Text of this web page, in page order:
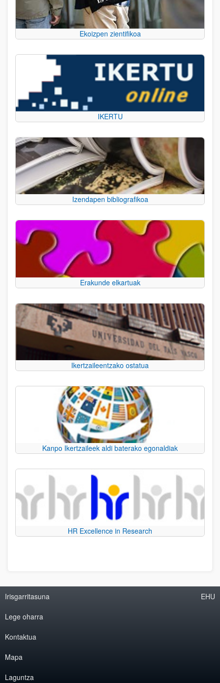
Ekoizpen zientifikoa
IKERTU
Izendapen bibliografikoa
Erakunde elkartuak
Ikertzaileentzako ostatua
Kanpo Ikertzaileek aldi baterako egonaldiak
HR Excellence in Research
Irisgarritasuna
Lege oharra
Kontaktua
Mapa
Laguntza
EHU